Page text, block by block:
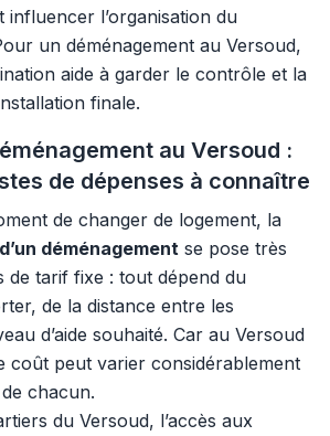
influencer l’organisation du
un déménagement au Versoud,
aide à garder le contrôle et la
finale.
au Versoud :
de dépenses à connaître
de changer de logement, la
déménagement se pose très
de tarif fixe : tout dépend du
de la distance entre les
d’aide souhaité. Car au Versoud
coût peut varier considérablement
chacun.
du Versoud, l’accès aux